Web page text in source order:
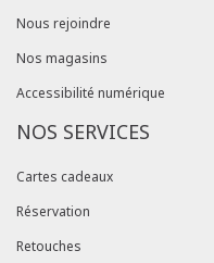
Nous rejoindre
Nos magasins
Accessibilité numérique
NOS SERVICES
Cartes cadeaux
Réservation
Retouches